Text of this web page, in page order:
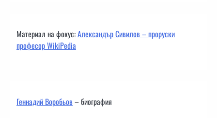
Материал на фокус:Александър Сивилов – проруски
професор WikiPedia
Геннадий Воробьов– биография